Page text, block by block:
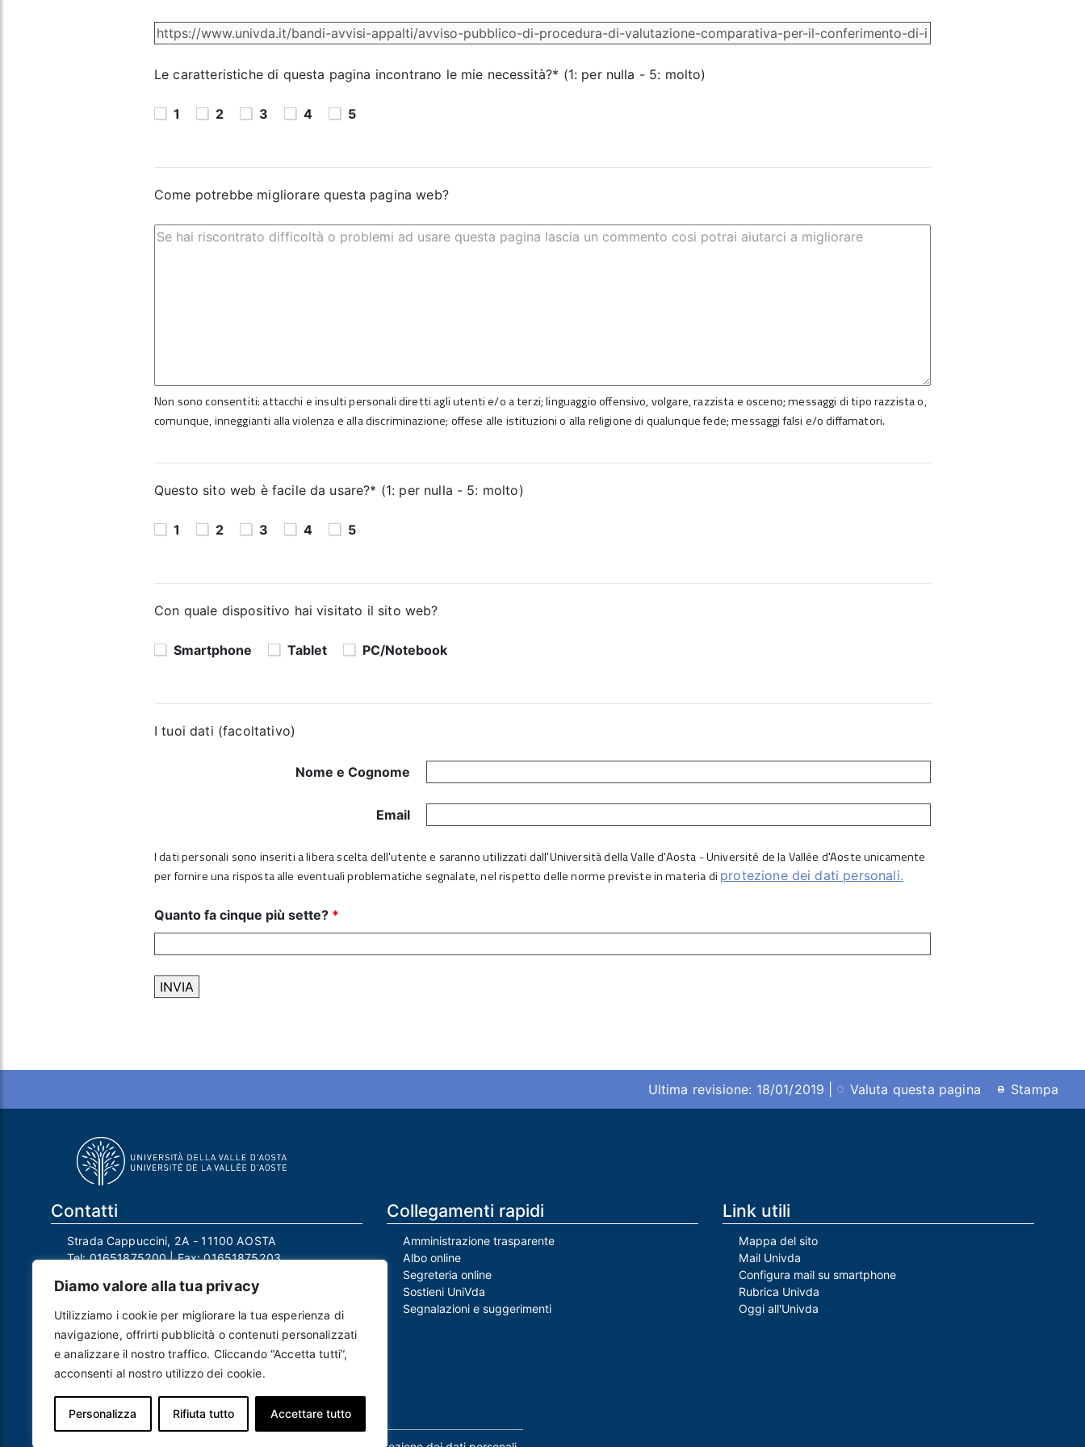
Diamo valore alla tua privacy
Utilizziamo i cookie per migliorare la tua esperienza di
navigazione, offrirti pubblicità o contenuti personalizzati
e analizzare il nostro traffico. Cliccando “Accetta tutti”,
acconsenti al nostro utilizzo dei cookie.
Personalizza Rifiuta tutto Accettare tutto
Le caratteristiche di questa pagina incontrano le mie necessità?* (1: per nulla - 5: molto)
1 2 3 4 5
Come potrebbe migliorare questa pagina web?
Non sono consentiti: attacchi e insulti personali diretti agli utenti e/o a terzi; linguaggio offensivo, volgare, razzista e osceno; messaggi di tipo razzista o,
comunque, inneggianti alla violenza e alla discriminazione; offese alle istituzioni o alla religione di qualunque fede; messaggi falsi e/o diffamatori.
Questo sito web è facile da usare?* (1: per nulla - 5: molto)
1 2 3 4 5
Con quale dispositivo hai visitato il sito web?
Smartphone Tablet PC/Notebook
I tuoi dati (facoltativo)
Nome e Cognome
Email
I dati personali sono inseriti a libera scelta dell'utente e saranno utilizzati dall'Università della Valle d'Aosta - Université de la Vallée d'Aoste unicamente
per fornire una risposta alle eventuali problematiche segnalate, nel rispetto delle norme previste in materia di protezione dei dati personali.
Quanto fa cinque più sette? *
Ultima revisione: 18/01/2019 | Valuta questa pagina Stampa
Contatti
Strada Cappuccini, 2A - 11100 AOSTA
Tel:01651875200| Fax:01651875203
Mail Responsabile Protezione dei Dati:
rpd@univda.it
Posta certificata:protocollo@pec.univda.it
P.IVA 01040890079 e C.F. 91041130070
Codice Univoco Ufficio: UF2EU2
Nome ufficio: Uff_eFatturaPA
Codice IPA: uvdau_ao
Collegamenti rapidi
Amministrazione trasparente
Albo online
Segreteria online
Sostieni UniVda
Segnalazioni e suggerimenti
Link utili
Mappa del sito
Mail Univda
Configura mail su smartphone
Rubrica Univda
Oggi all'Univda